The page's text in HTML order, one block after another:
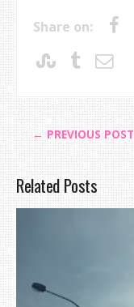
Share on:
← PREVIOUS POST
Related Posts